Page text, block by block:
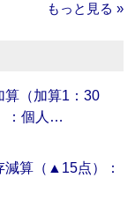
もっと見る »
算（加算1：30
：個人…
減算（▲15点）：